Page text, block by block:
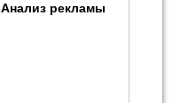
Анализ рекламы